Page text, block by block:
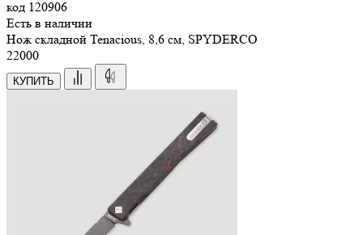
код 120906
Есть в наличии
Нож складной Tenacious, 8,6 см, SPYDERCO
22000
КУПИТЬ